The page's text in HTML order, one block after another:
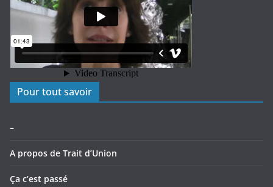
Pour tout savoir
–
A propos de Trait d’Union
Ça c’est passé